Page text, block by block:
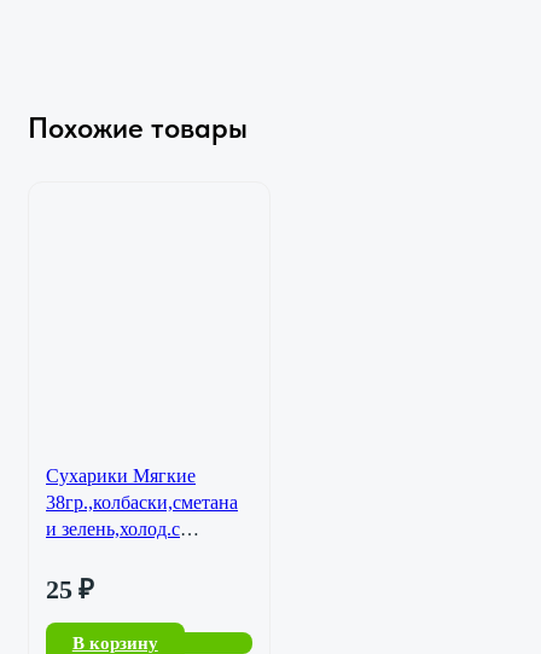
Похожие товары
Сухарики Мягкие
38гр.,колбаски,сметана
и зелень,холод.с
25 ₽
В корзину